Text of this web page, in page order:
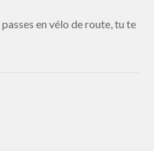
en vélo de route, tu te